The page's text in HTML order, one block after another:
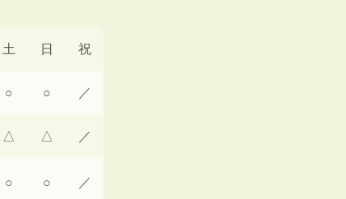
土 日 祝
○ ○ ／
△ △ ／
○ ○ ／